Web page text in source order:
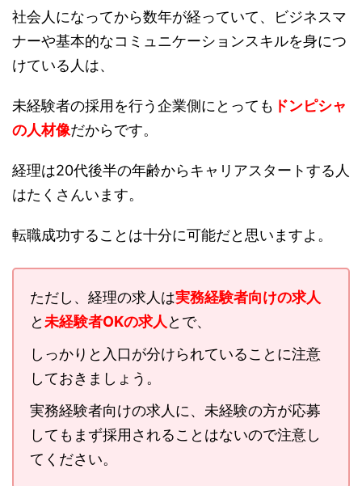
社会人になってから数年が経っていて、ビジネスマ
ナーや基本的なコミュニケーションスキルを身につ
けている人は、
未経験者の採用を行う企業側にとっても ドンピシャ
の人材像だからです。
経理は20代後半の年齢からキャリアスタートする人
はたくさんいます。
転職成功することは十分に可能だと思いますよ。
ただし、経理の求人は実務経験者向けの求人
と 未経験者OKの求人 とで、
しっかりと入口が分けられていることに注意
しておきましょう。
実務経験者向けの求人に、未経験の方が応募
してもまず採用されることはないので注意し
てください。